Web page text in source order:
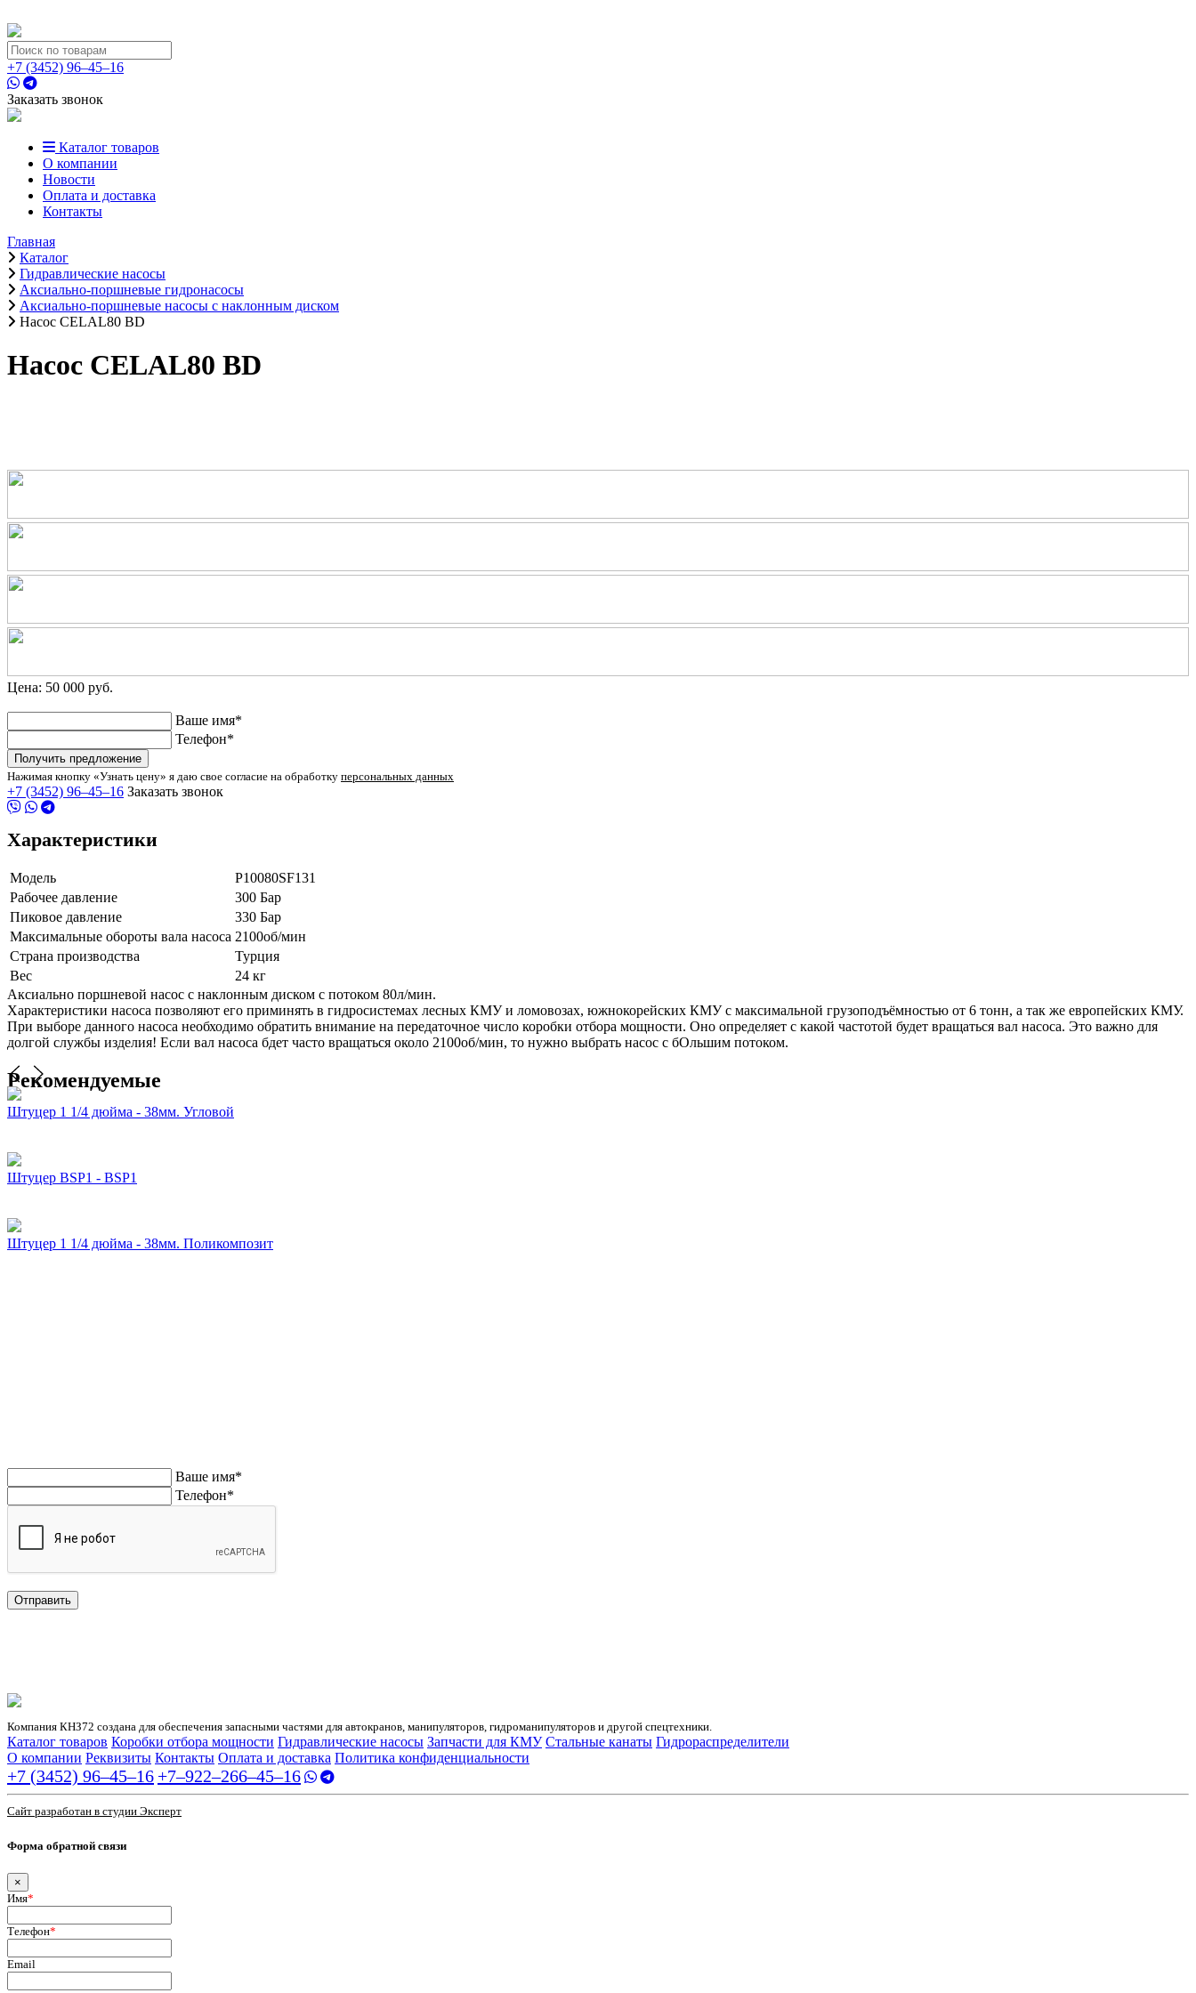
+7 (3452) 96‒45‒16
Заказать звонок
Каталог товаров
О компании
Новости
Оплата и доставка
Контакты
Главная
Каталог
Гидравлические насосы
Аксиально-поршневые гидронасосы
Аксиально-поршневые насосы с наклонным диском
Насос CELAL80 BD
Насос CELAL80 BD
Цена: 50 000 руб.
Ваше имя*
Телефон*
Получить предложение
Нажимая кнопку «Узнать цену» я даю свое согласие на обработку персональных данных
+7 (3452) 96‒45‒16 Заказать звонок
Характеристики
Модель
Р10080SF131
Рабочее давление
300 Бар
Пиковое давление
330 Бар
Максимальные обороты вала насоса 2100об/мин
Страна производства
Турция
Вес
24 кг
Аксиально поршневой насос с наклонным диском с потоком 80л/мин.
Характеристики насоса позволяют его приминять в гидросистемах лесных КМУ и ломовозах, южнокорейских КМУ с максимальной грузоподъёмностью от 6 тонн, а так же европейских КМУ.
При выборе данного насоса необходимо обратить внимание на передаточное число коробки отбора мощности. Оно определяет с какой частотой будет вращаться вал насоса. Это важно для
долгой службы изделия! Если вал насоса бдет часто вращаться около 2100об/мин, то нужно выбрать насос с бОльшим потоком.
Рекомендуемые
Штуцер 1 1/4 дюйма - 38мм. Угловой
Штуцер BSP1 - BSP1
Штуцер 1 1/4 дюйма - 38мм. Поликомпозит
Ваше имя*
Телефон*
Отправить
Компания КНЗ72 создана для обеспечения запасными частями для автокранов, манипуляторов, гидроманипуляторов и другой спецтехники.
Каталог товаров Коробки отбора мощности Гидравлические насосы Запчасти для КМУ Стальные канаты Гидрораспределители
О компании Реквизиты Контакты Оплата и доставка Политика конфиденциальности
+7 (3452) 96‒45‒16 +7‒922‒266‒45‒16
Сайт разработан в студии Эксперт
Форма обратной связи
×
Имя*
Телефон*
Email